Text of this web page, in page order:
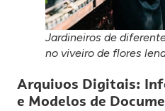
Jardineiros de
no viveiro de flores
Arquivos Digitais:
e Modelos de